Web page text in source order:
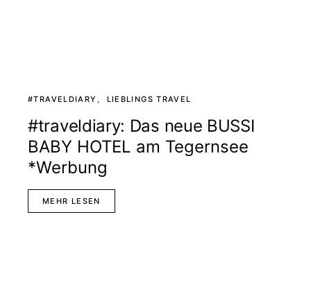
#TRAVELDIARY LIEBLINGS TRAVEL
#traveldiary: Das neue BUSSI
BABY HOTEL am Tegernsee
*Werbung
MEHR LESEN